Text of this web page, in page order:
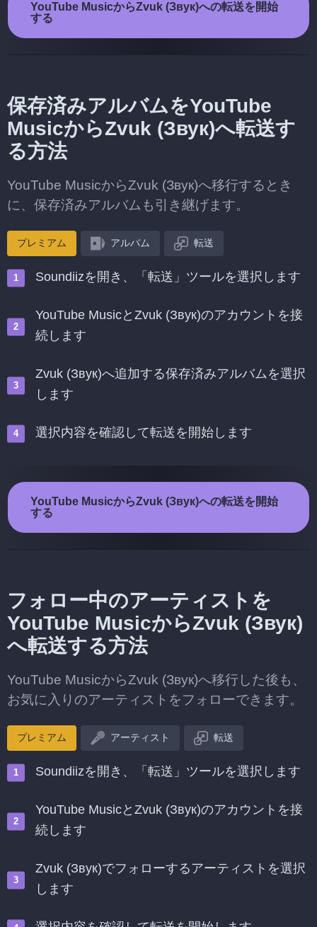
YouTube MusicからZvuk (Звук)への転送を開始
する
保存済みアルバムをYouTube
MusicからZvuk (Звук)へ転送す
る方法
YouTube MusicからZvuk (Звук)へ移行するとき
に、保存済みアルバムも引き継げます。
プレミアム アルバム 転送
Soundiizを開き、「転送」ツールを選択します
YouTube MusicとZvuk (Звук)のアカウントを接
続します
Zvuk (Звук)へ追加する保存済みアルバムを選択
します
選択内容を確認して転送を開始します
YouTube MusicからZvuk (Звук)への転送を開始
する
フォロー中のアーティストを
YouTube MusicからZvuk (Звук)
へ転送する方法
YouTube MusicからZvuk (Звук)へ移行した後も、
お気に入りのアーティストをフォローできます。
プレミアム アーティスト 転送
Soundiizを開き、「転送」ツールを選択します
YouTube MusicとZvuk (Звук)のアカウントを接
続します
Zvuk (Звук)でフォローするアーティストを選択
します